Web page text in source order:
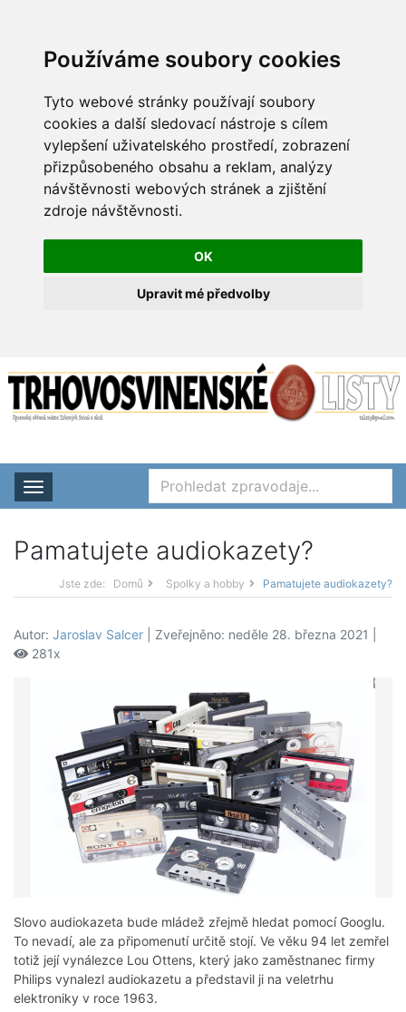
Používáme soubory cookies
Tyto webové stránky používají soubory
cookies a další sledovací nástroje s cílem
vylepšení uživatelského prostředí, zobrazení
přizpůsobeného obsahu a reklam, analýzy
návštěvnosti webových stránek a zjištění
zdroje návštěvnosti.
OK
Upravit mé předvolby
Rozbalit nabídku
Pamatujete audiokazety?
Jste zde: Domů Spolky a hobby Pamatujete audiokazety?
Autor: Jaroslav Salcer | Zveřejněno: neděle 28. března 2021 |
281x
Slovo audiokazeta bude mládež zřejmě hledat pomocí Googlu.
To nevadí, ale za připomenutí určitě stojí. Ve věku 94 let zemřel
totiž její vynálezce Lou Ottens, který jako zaměstnanec firmy
Philips vynalezl audiokazetu a představil ji na veletrhu
elektroniky v roce 1963.